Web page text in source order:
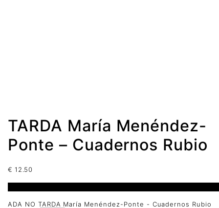
TARDA María Menéndez-
Ponte – Cuadernos Rubio
€ 12.50
ADA NO TARDA María Menéndez-Ponte - Cuadernos Rubio